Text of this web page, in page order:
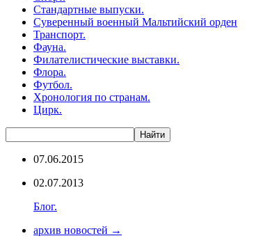
Стандартные выпуски.
Суверенный военный Мальтийский орден
Транспорт.
Фауна.
Филателистические выставки.
Флора.
Футбол.
Хронология по странам.
Цирк.
07.06.2015
02.07.2013
Блог.
архив новостей →